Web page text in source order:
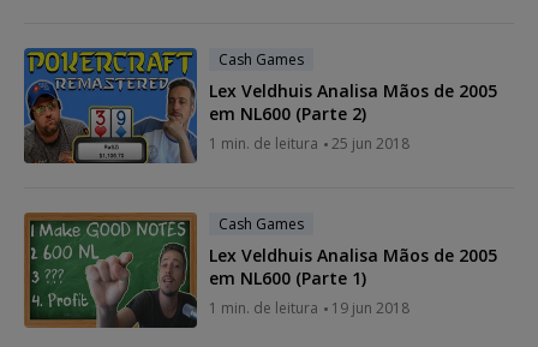
Cash Games
Lex Veldhuis Analisa Mãos de 2005
em NL600 (Parte 2)
1 min. de leitura 25 jun 2018
Cash Games
Lex Veldhuis Analisa Mãos de 2005
em NL600 (Parte 1)
1 min. de leitura 19 jun 2018